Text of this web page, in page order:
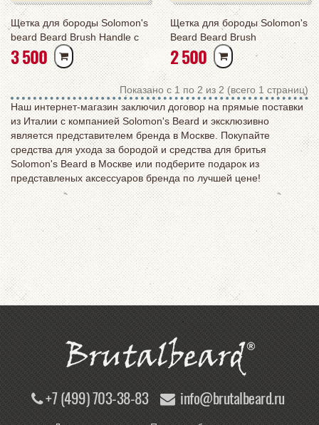
Щетка для бороды Solomon's
beard Beard Brush Handle с
ручкой
3 500РУБ
Щетка для бороды Solomon's
Beard Beard Brush
2 500РУБ
Показано с 1 по 2 из 2 (всего 1 страниц)
Наш интернет-магазин заключил договор на прямые поставки
из Италии с компанией Solomon's Beard и эксклюзивно
является представителем бренда в Москве. Покупайте
средства для ухода за бородой и средства для бритья
Solomon's Beard в Москве или подберите подарок из
представленых аксессуаров бренда по лучшей цене!
+7 (499) 703-38-83 info@brutalbeard.ru